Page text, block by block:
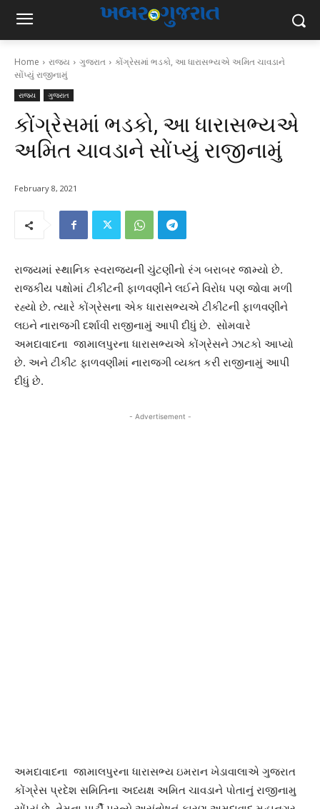
Home રાજ્ય ગુજરાત
કોંગ્રેસમાં ભડકો, આ ધારાસભ્યએ અમિત ચાવડાને
સોંપ્યું રાજીનામું
રાજ્ય ગુજરાત
કોંગ્રેસમાં ભડકો, આ ધારાસભ્યએ
અમિત ચાવડાને સોંપ્યું રાજીનામું
February 8, 2021
રાજ્યમાં સ્થાનિક સ્વરાજ્યની ચુંટણીનો રંગ બરાબર જામ્યો છે.
રાજકીય પક્ષોમાં ટીકીટની ફાળવણીને લઈને વિરોધ પણ જોવા મળી
રહ્યો છે. ત્યારે કોંગ્રેસના એક ધારાસભ્યએ ટીકીટની ફાળવણીને
લઇને નારાજગી દર્શાવી રાજીનામું આપી દીધું છે. સોમવારે
અમદાવાદના જામાલપુરના ધારાસભ્યએ કોંગ્રેસને ઝાટકો આપ્યો
છે. અને ટીકીટ ફાળવણીમાં નારાજગી વ્યક્ત કરી રાજીનામું આપી
દીધું છે.
- Advertisement -
અમદાવાદના જામાલપુરના ધારાસભ્ય ઇમરાન ખેડાવાલાએ ગુજરાત
કોંગ્રેસ પ્રદેશ સમિતિના અધ્યક્ષ અમિત ચાવડાને પોતાનું રાજીનામુ